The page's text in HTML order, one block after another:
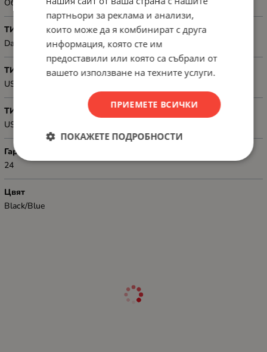
Обща употреба
ТИП
Data
ТИП КОНЕКТОР 1
USB-C, M
ТИП КОНЕКТОР 2
USB-C, M
Гаранция
24
Цвят
Black/Blue
партньори за реклама и анализи,
които може да я комбинират с друга
информация, която сте им
предоставили или която са събрали от
вашето използване на техните услуги.
ПРИЕМЕТЕ ВСИЧКИ
ПОКАЖЕТЕ ПОДРОБНОСТИ